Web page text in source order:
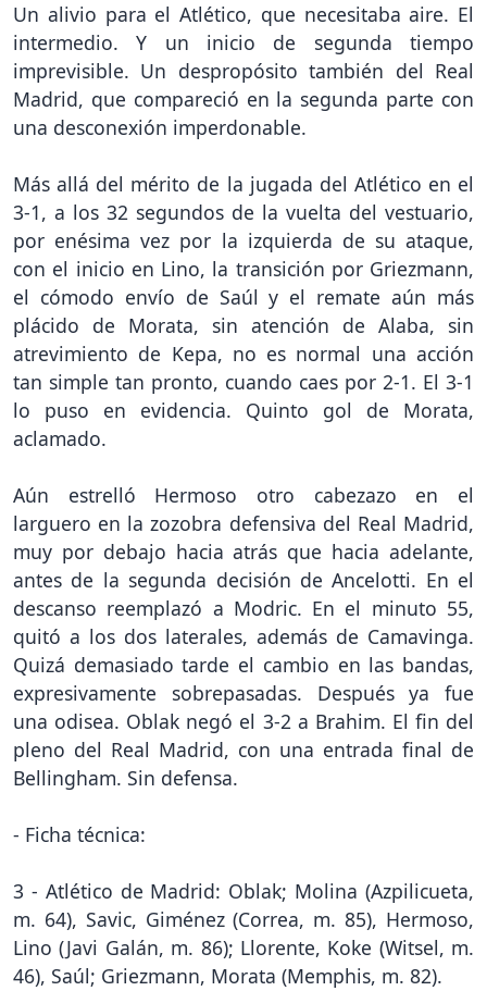
Un alivio para el Atlético, que necesitaba aire. El
intermedio. Y un inicio de segunda tiempo
imprevisible. Un despropósito también del Real
Madrid, que compareció en la segunda parte con
una desconexión imperdonable.
Más allá del mérito de la jugada del Atlético en el
3-1, a los 32 segundos de la vuelta del vestuario,
por enésima vez por la izquierda de su ataque,
con el inicio en Lino, la transición por Griezmann,
el cómodo envío de Saúl y el remate aún más
plácido de Morata, sin atención de Alaba, sin
atrevimiento de Kepa, no es normal una acción
tan simple tan pronto, cuando caes por 2-1. El 3-1
lo puso en evidencia. Quinto gol de Morata,
aclamado.
Aún estrelló Hermoso otro cabezazo en el
larguero en la zozobra defensiva del Real Madrid,
muy por debajo hacia atrás que hacia adelante,
antes de la segunda decisión de Ancelotti. En el
descanso reemplazó a Modric. En el minuto 55,
quitó a los dos laterales, además de Camavinga.
Quizá demasiado tarde el cambio en las bandas,
expresivamente sobrepasadas. Después ya fue
una odisea. Oblak negó el 3-2 a Brahim. El fin del
pleno del Real Madrid, con una entrada final de
Bellingham. Sin defensa.
- Ficha técnica:
3 - Atlético de Madrid: Oblak; Molina (Azpilicueta,
m. 64), Savic, Giménez (Correa, m. 85), Hermoso,
Lino (Javi Galán, m. 86); Llorente, Koke (Witsel, m.
46), Saúl; Griezmann, Morata (Memphis, m. 82).